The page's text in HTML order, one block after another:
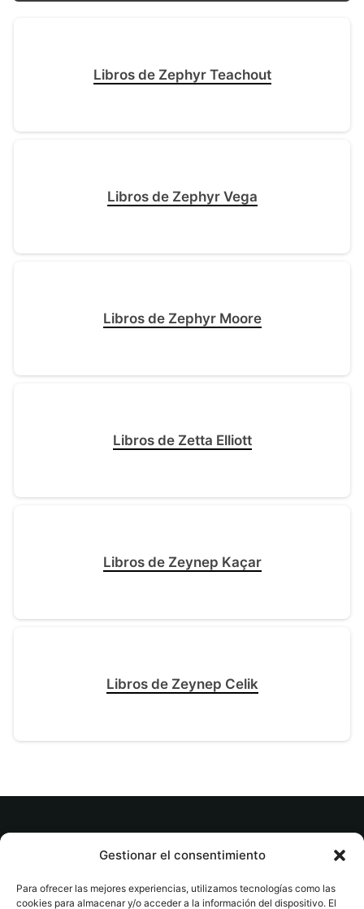
Gestionar el consentimiento
Para ofrecer las mejores experiencias, utilizamos tecnologías como las
cookies para almacenar y/o acceder a la información del dispositivo. El
Libros de Zephyr Teachout
Libros de Zephyr Vega
Libros de Zephyr Moore
Libros de Zetta Elliott
Libros de Zeynep Kaçar
Libros de Zeynep Celik
© tuslibrosvip.com · Todos los derechos